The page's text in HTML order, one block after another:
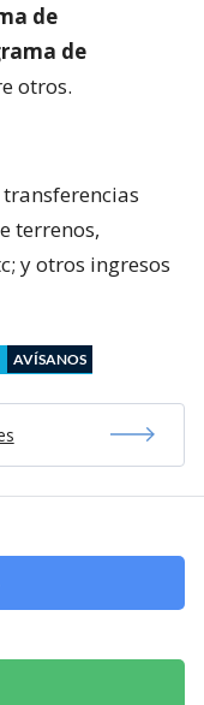
de
de
otros.
terrenos,
y otros ingresos
AVÍSANOS